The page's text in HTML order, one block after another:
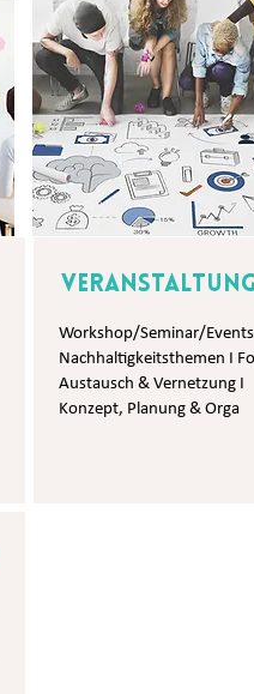
Workshop/Seminar/
Nachhaltigkeitsthemen I
Austausch & Vernetzung I
Konzept, Planung & Orga